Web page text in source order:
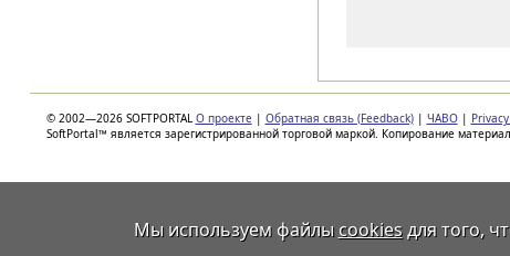
© 2002—2026 SOFTPORTAL О проекте | Обратная связь (Feedback) | ЧАВО |
SoftPortal™ является зарегистрированной торговой маркой. Копирование
Мы используем файлы cookiesдля того,